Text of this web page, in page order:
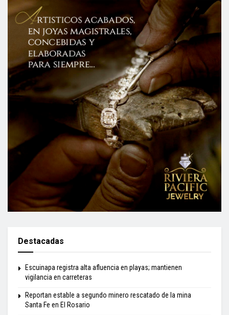
Destacadas
Escuinapa registra alta afluencia en playas; mantienen
vigilancia en carreteras
Reportan estable a segundo minero rescatado de la mina
Santa Fe en El Rosario